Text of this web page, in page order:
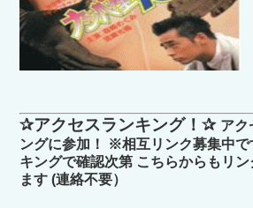
✰アクセスランキング！✰ アク
ングに参加！ ※相互リンク募集中で
キングで確認次第 こちらからもリ
ます (連絡不要）